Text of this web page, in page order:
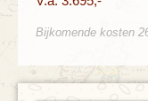
Bijkomende kosten